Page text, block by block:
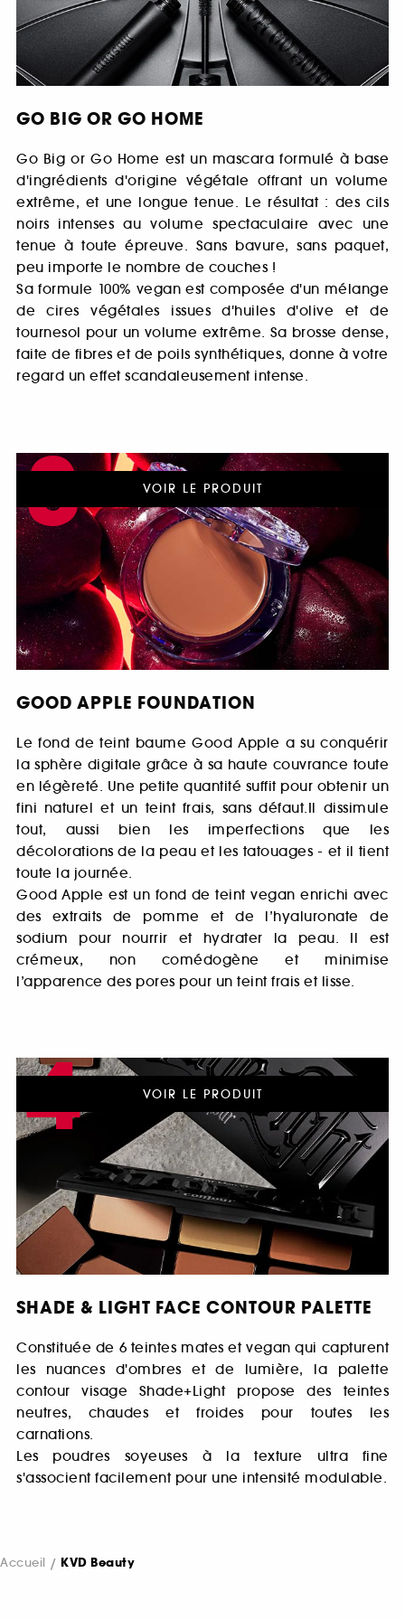
GO BIG OR GO HOME
Go Big or Go Home est un mascara formulé à base
d'ingrédients d'origine végétale offrant un volume
extrême, et une longue tenue. Le résultat : des cils
noirs intenses au volume spectaculaire avec une
tenue à toute épreuve. Sans bavure, sans paquet,
peu importe le nombre de couches !
Sa formule 100% vegan est composée d'un mélange
de cires végétales issues d'huiles d'olive et de
tournesol pour un volume extrême. Sa brosse dense,
faite de fibres et de poils synthétiques, donne à votre
regard un effet scandaleusement intense.
3
GOOD APPLE FOUNDATION
Le fond de teint baume Good Apple a su conquérir
la sphère digitale grâce à sa haute couvrance toute
en légèreté. Une petite quantité suffit pour obtenir un
fini naturel et un teint frais, sans défaut.Il dissimule
tout, aussi bien les imperfections que les
décolorations de la peau et les tatouages - et il tient
toute la journée.
Good Apple est un fond de teint vegan enrichi avec
des extraits de pomme et de l’hyaluronate de
sodium pour nourrir et hydrater la peau. Il est
crémeux, non comédogène et minimise
l’apparence des pores pour un teint frais et lisse.
VOIR LE PRODUIT
4
SHADE & LIGHT FACE CONTOUR PALETTE
Constituée de 6 teintes mates et vegan qui capturent
les nuances d'ombres et de lumière, la palette
contour visage Shade+Light propose des teintes
neutres, chaudes et froides pour toutes les
carnations.
Les poudres soyeuses à la texture ultra fine
s'associent facilement pour une intensité modulable.
VOIR LE PRODUIT
Accueil KVD Beauty